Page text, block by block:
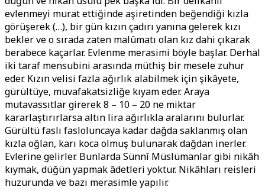
evlenmeyi murat ettiğinde aşiretinden beğendiği kızla
görüşerek (…), bir gün kızın çadırı yanına gelerek kızı
bekler ve o sırada zaten malûmatı olan kız dahi çıkarak
berabece kaçarlar. Evlenme merasimi böyle başlar. Derhal
iki taraf mensubini arasında müthiş bir mesele zuhur
eder. Kızın velisi fazla ağırlık alabilmek için şikâyete,
gürültüye, muvafakatsizliğe kıyam eder. Araya
mutavassıtlar girerek 8 – 10 – 20 ne miktar
kararlaştırırlarsa altın lira ağırlıkla aralarını bulurlar.
Gürültü faslı fasloluncaya kadar dağda saklanmış olan
kızla oğlan, karı koca olmuş bulunarak dağdan inerler.
Evlerine gelirler. Bunlarda Sünnî Müslümanlar gibi nikâh
kıymak, düğün yapmak âdetleri yoktur. Nikâhları reisleri
huzurunda ve bazı merasimle yapılır.